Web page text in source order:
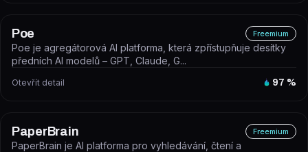
Poe Freemium
Poe je agregátorová AI platforma, která zpřístupňuje desítky
předních AI modelů – GPT, Claude, G...
Otevřít detail 97 %
PaperBrain Freemium
PaperBrain je AI platforma pro vyhledávání, čtení a